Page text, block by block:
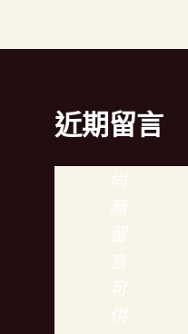
近期留言
尚
無
留
言
可
供